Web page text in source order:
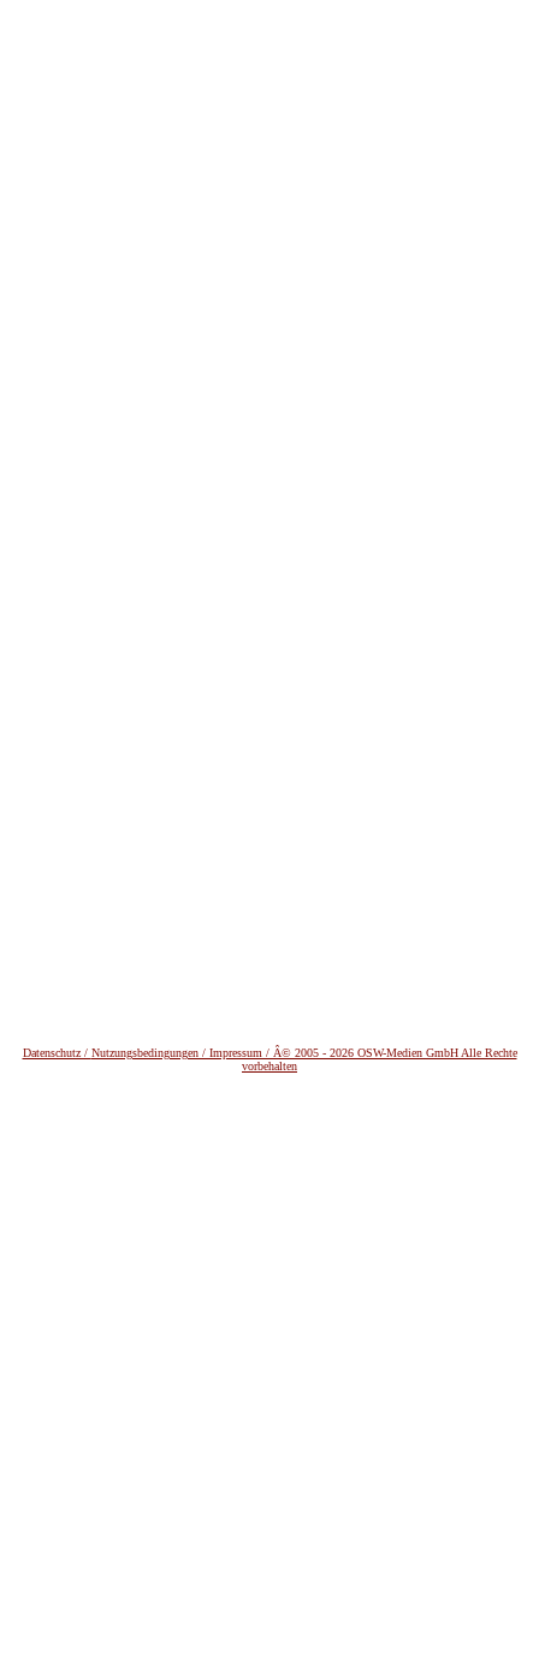
Datenschutz / Nutzungsbedingungen / Impressum / Â© 2005 - 2026 OSW-Medien GmbH Alle Rechte
vorbehalten